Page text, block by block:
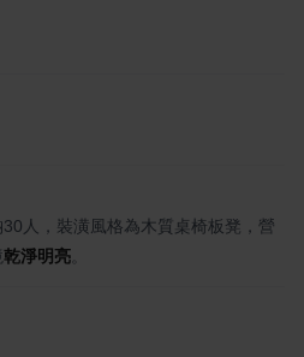
人，裝潢風格為木質桌椅板凳，營
乾淨明亮